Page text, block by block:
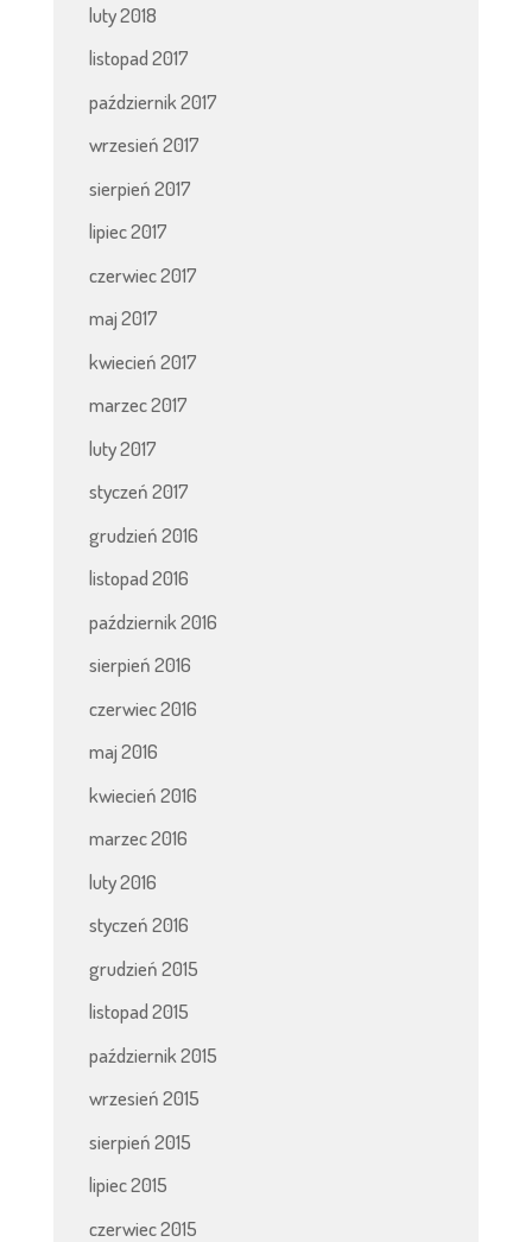
luty 2018
listopad 2017
październik 2017
wrzesień 2017
sierpień 2017
lipiec 2017
czerwiec 2017
maj 2017
kwiecień 2017
marzec 2017
luty 2017
styczeń 2017
grudzień 2016
listopad 2016
październik 2016
sierpień 2016
czerwiec 2016
maj 2016
kwiecień 2016
marzec 2016
luty 2016
styczeń 2016
grudzień 2015
listopad 2015
październik 2015
wrzesień 2015
sierpień 2015
lipiec 2015
czerwiec 2015